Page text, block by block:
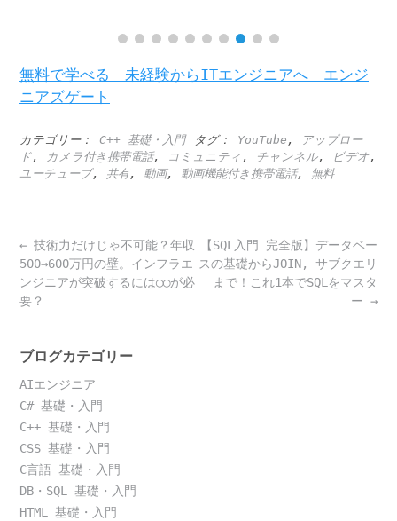
無料で学べる 未経験からITエンジニアへ エンジ
ニアズゲート
カテゴリー： C++ 基礎・入門 タグ： YouTube ,
アップロー
ド, カメラ付き携帯電話, コミュニティ , チャンネル, ビデオ,
ユーチューブ, 共有, 動画, 動画機能付き携帯電話, 無料
Post
navigation
【SQL入門 完全版】データベー
スの基礎からJOIN, サブクエリ
まで！これ1本でSQLをマスタ
ー →
← 技術力だけじゃ不可能？年収
500→600万円の壁。インフラエ
ンジニアが突破するには◯◯が必
要？
ブログカテゴリー
AIエンジニア
C# 基礎・入門
C++ 基礎・入門
CSS 基礎・入門
C言語 基礎・入門
DB・SQL 基礎・入門
HTML 基礎・入門